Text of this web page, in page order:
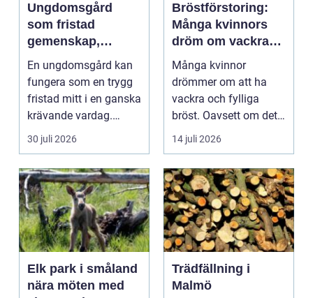
Ungdomsgård
som fristad
gemenskap,
trygghet och
växande
En ungdomsgård kan
fungera som en trygg
fristad mitt i en ganska
krävande vardag.
Skola, sociala med...
30 juli 2026
Bröstförstoring:
Många kvinnors
dröm om vackra
bröst
Många kvinnor
drömmer om att ha
vackra och fylliga
bröst. Oavsett om det
är f&o...
14 juli 2026
Elk park i småland
nära möten med
Trädfällning i
Malmö